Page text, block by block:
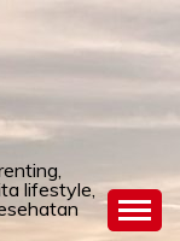
lifestyle,